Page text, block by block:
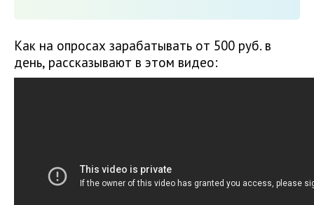
Как на опросах зарабатывать от 500 руб. в
день, рассказывают в этом видео: